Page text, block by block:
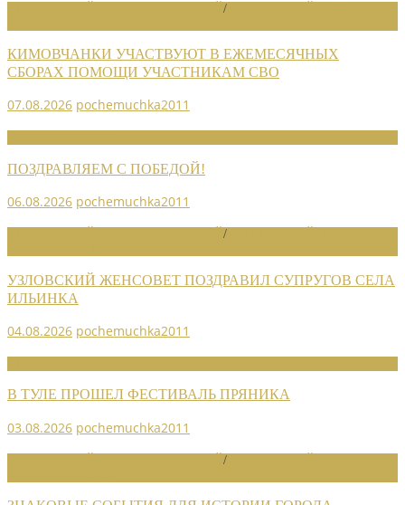
/
КИМОВЧАНКИ УЧАСТВУЮТ В ЕЖЕМЕСЯЧНЫХ
СБОРАХ ПОМОЩИ УЧАСТНИКАМ СВО
07.08.2026 pochemuchka2011
ПОЗДРАВЛЯЕМ С ПОБЕДОЙ!
06.08.2026 pochemuchka2011
/
УЗЛОВСКИЙ ЖЕНСОВЕТ ПОЗДРАВИЛ СУПРУГОВ СЕЛА
ИЛЬИНКА
04.08.2026 pochemuchka2011
В ТУЛЕ ПРОШЕЛ ФЕСТИВАЛЬ ПРЯНИКА
03.08.2026 pochemuchka2011
/